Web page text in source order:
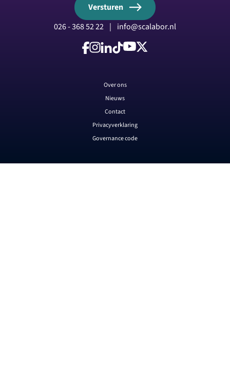
Versturen
026 - 368 52 22 | info@scalabor.nl
Volg ons op Facebook
Volg ons op Instagram
Volg ons op LinkedIn
Volg ons op TikTok
Volg ons op YouTube
Over ons
Nieuws
Contact
Privacyverklaring
Governance code